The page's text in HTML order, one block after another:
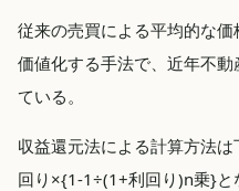
従来の売買による平均的な
価値化する手法で、近年不
ている。
収益還元法による計算方法
回り×{1-1÷(1+利回り)n乗}と